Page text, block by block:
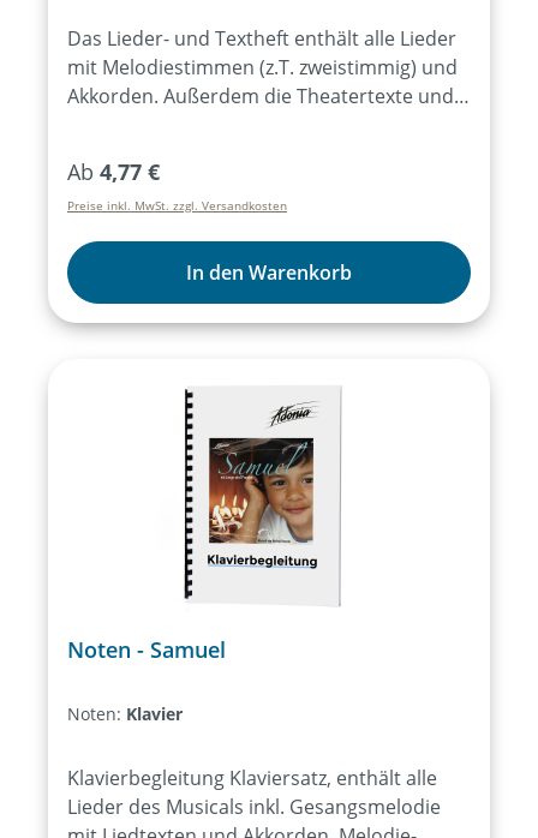
Das Lieder- und Textheft enthält alle Lieder
mit Melodiestimmen (z.T. zweistimmig) und
Akkorden. Außerdem die Theatertexte und
Textheftes ist das Aufführungsrecht für alle
Aufführungen des Musicals für ein Jahr
erworben.
Regulärer Preis:
Ab 4,77 €
Preise inkl. MwSt. zzgl. Versandkosten
In den Warenkorb
Noten - Samuel
Noten: Klavier
Klavierbegleitung Klaviersatz, enthält alle
Lieder des Musicals inkl. Gesangsmelodie